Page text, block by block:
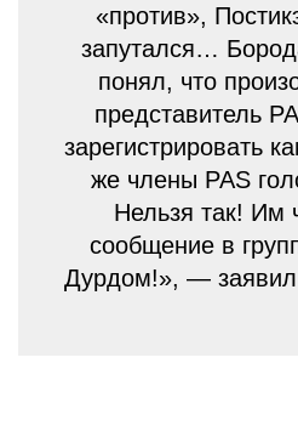
«против»,
запутался…
понял, что
представитель
зарегистрировать
же члены PAS
Нельзя так! Им
сообщение в
Дурдом!», — заявил